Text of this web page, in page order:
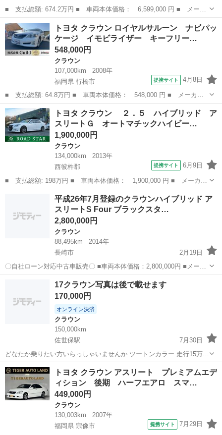
■ 支払総額: 674.2万円 ■ 車両本体価格： 6,599,000 円 ■ メーカ
ー名： トヨタ ■ 車種名： クラウンエステート ■ グレード
名： Ｚ セーフティセンス・レーダＣ・ＢＳＭ・ＨＵＤ・アドバン
ストパーク・...
長崎 大村市 クラウン
トヨタ クラウン ロイヤルサルーン ナビパッ
ケージ イモビライザー キーフリー…
548,000円
クラウン
107,000km
2008年
福岡県 行橋市
提携サイト 4月8日
■ 支払総額: 64.8万円 ■ 車両本体価格： 548,000 円 ■ メーカー
名： トヨタ ■ 車種名： クラウン ■ グレード名： ロイヤルサ
ルーン ナビパッケージ イモビライザー キーフリー 電動シー
ト エアバッグ...
福岡 行橋市 クラウン
トヨタ クラウン ２．５ ハイブリッド ア
スリートＧ オートマチックハイビー…
1,900,000円
クラウン
134,000km
2013年
西彼杵郡
提携サイト 6月9日
■ 支払総額: 198万円 ■ 車両本体価格： 1,900,000 円 ■ メーカー
名： トヨタ ■ 車種名： クラウン ■ グレード名： ２．５
ハイブリッド アスリートＧ オートマチックハイビーム ドライブ
レコーダー...
西彼杵郡 クラウン
平成26年7月登録のクラウンハイブリッド ア
スリートS Four ブラックスタ…
2,800,000円
クラウン
88,495km
2014年
長崎市
2月19日
〇自社ローン対応中古車販売〇 ■車両本体価格：2,800,000円 ■メーカ
ー名：トヨタ ■車種名：クラウンハイブリッド アスリートS Four ブラ
ックスタイル ■排気量：2,500cc ■年式：H26年 ...
クラウン Four
17クラウン写真は後で載せます
170,000円
オンライン決済
クラウン
150,000km
佐世保駅
7月30日
どなたか乗りたい方いらっしゃいませんか ツートンカラー 走行15万キ
ロ〜。 車検来年12月です
長崎 佐世保市 佐世保駅 クラウン ツートンカラー
トヨタ クラウン アスリート プレミアムエデ
ィション 後期 ハーフエアロ スマ…
449,000円
クラウン
130,003km
2007年
福岡県 宗像市
提携サイト 7月29日